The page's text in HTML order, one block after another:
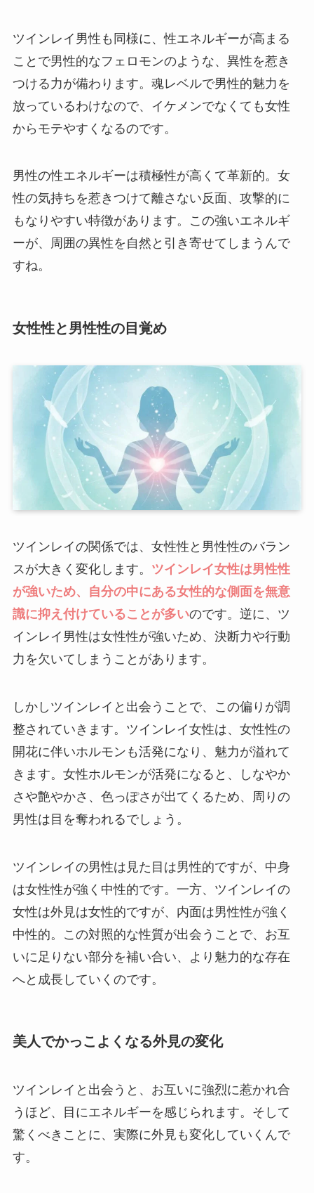
ツインレイ男性も同様に、性エネルギーが高まる
ことで男性的なフェロモンのような、異性を惹き
つける力が備わります。魂レベルで男性的魅力を
放っているわけなので、イケメンでなくても女性
からモテやすくなるのです。
男性の性エネルギーは積極性が高くて革新的。女
性の気持ちを惹きつけて離さない反面、攻撃的に
もなりやすい特徴があります。この強いエネルギ
ーが、周囲の異性を自然と引き寄せてしまうんで
すね。
女性性と男性性の目覚め
ツインレイの関係では、女性性と男性性のバラン
スが大きく変化します。 ツインレイ女性は男性性
が強いため、自分の中にある女性的な側面を無意
識に抑え付けていることが多いのです。逆に、ツ
インレイ男性は女性性が強いため、決断力や行動
力を欠いてしまうことがあります。
しかしツインレイと出会うことで、この偏りが調
整されていきます。ツインレイ女性は、女性性の
開花に伴いホルモンも活発になり、魅力が溢れて
きます。女性ホルモンが活発になると、しなやか
さや艶やかさ、色っぽさが出てくるため、周りの
男性は目を奪われるでしょう。
ツインレイの男性は見た目は男性的ですが、中身
は女性性が強く中性的です。一方、ツインレイの
女性は外見は女性的ですが、内面は男性性が強く
中性的。この対照的な性質が出会うことで、お互
いに足りない部分を補い合い、より魅力的な存在
へと成長していくのです。
美人でかっこよくなる外見の変化
ツインレイと出会うと、お互いに強烈に惹かれ合
うほど、目にエネルギーを感じられます。そして
驚くべきことに、実際に外見も変化していくんで
す。